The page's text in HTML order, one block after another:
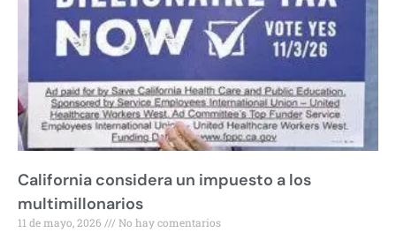
California considera un impuesto a los
multimillonarios
11 de mayo, 2026 No hay comentarios